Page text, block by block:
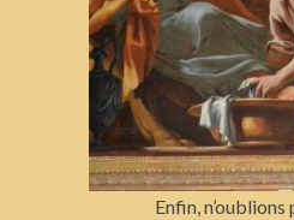
Enfin, n’oublions